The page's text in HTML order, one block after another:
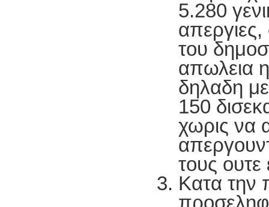
5.280
του
απωλεια
δηλαδη
150
χωρις να
τους
Κατα την